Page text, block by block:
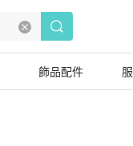
飾品配件